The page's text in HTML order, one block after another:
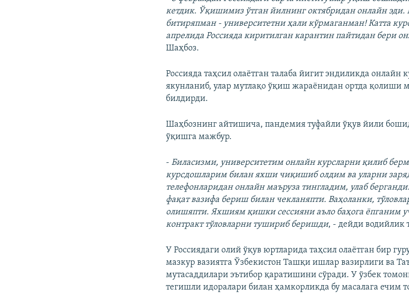
кетдик. Ўқишимиз ўтган йилнинг октябридан онлайн
битиряпман - университетни ҳали кўрмаганман! Катта
апрелида Россияда киритилган карантин пайтидан бери
Шаҳбоз.
Россияда таҳсил олаётган талаба йигит эндиликда онлайн
якунланиб, улар мутлақо ўқиш жараёнидан ортда қолиши
билдирди.
Шаҳбознинг айтишича, пандемия туфайли ўқув йили
ўқишга мажбур.
-Биласизми, университетим онлайн курсларни қилиб
курсдошларим билан яхши чиқишиб олдим ва уларни
телефонларидан онлайн маъруза тингладим, улаб
фақат вазифа бериш билан чекланяпти. Ваҳоланки,
олишяпти. Яхшиям қишки сессияни аъло баҳога ёпганим
контракт тўловларни тушириб беришди, - дейди водийлик
У Россиядаги олий ўқув юртларида таҳсил олаётган бир
мазкур вазиятга Ўзбекистон Ташқи ишлар вазирлиги ва
мутасаддилари эътибор қаратишини сўради. У ўзбек
тегишли идоралари билан ҳамкорликда бу масалага ечим